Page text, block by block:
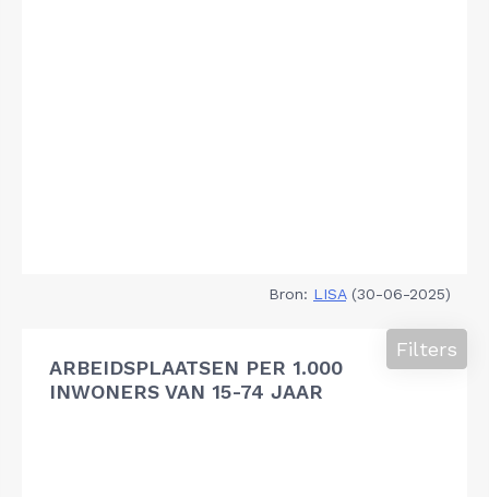
Bron: LISA(30-06-2025)
ARBEIDSPLAATSEN PER 1.000
INWONERS VAN 15-74 JAAR
Filters